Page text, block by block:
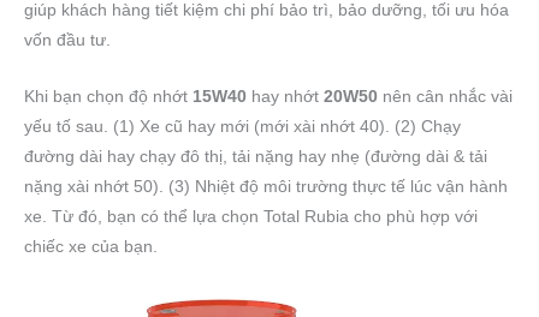
giúp khách hàng tiết kiệm chi phí bảo trì, bảo dưỡng, tối ưu hóa
vốn đầu tư.
Khi bạn chọn độ nhớt 15W40 hay nhớt 20W50 nên cân nhắc vài
yếu tố sau. (1) Xe cũ hay mới (mới xài nhớt 40). (2) Chạy
đường dài hay chạy đô thị, tải nặng hay nhẹ (đường dài & tải
nặng xài nhớt 50). (3) Nhiệt độ môi trường thực tế lúc vận hành
xe. Từ đó, bạn có thể lựa chọn Total Rubia cho phù hợp với
chiếc xe của bạn.